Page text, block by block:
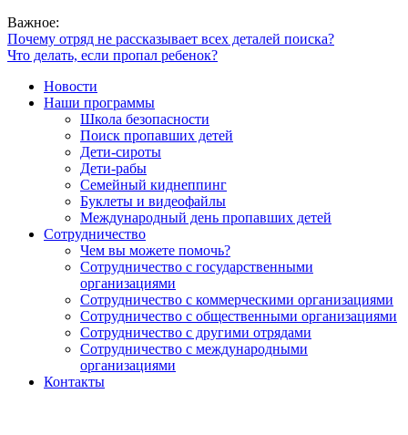
Важное:
Почему отряд не рассказывает всех деталей поиска?
Что делать, если пропал ребенок?
Новости
Наши программы
Школа безопасности
Поиск пропавших детей
Дети-сироты
Дети-рабы
Семейный киднеппинг
Буклеты и видеофайлы
Международный день пропавших детей
Сотрудничество
Чем вы можете помочь?
Сотрудничество с государственными
организациями
Сотрудничество с коммерческими организациями
Сотрудничество с общественными организациями
Сотрудничество с другими отрядами
Сотрудничество с международными
организациями
Контакты